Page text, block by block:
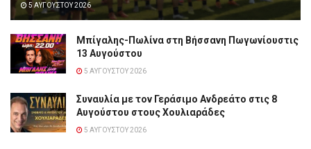
5 ΑΥΓΟΎΣΤΟΥ 2026
Μπίγαλης-Πωλίνα στη Βήσσανη Πωγωνίουστις
13 Αυγούστου
5 ΑΥΓΟΎΣΤΟΥ 2026
Συναυλία με τον Γεράσιμο Ανδρεάτο στις 8
Αυγούστου στους Χουλιαράδες
5 ΑΥΓΟΎΣΤΟΥ 2026